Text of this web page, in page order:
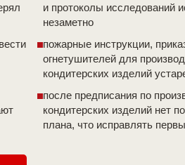
и протоколы исследований
незаметно
пожарные инструкции,
огнетушителей для
кондитерских изделий
после предписания по
кондитерских изделий нет
плана, что исправлять